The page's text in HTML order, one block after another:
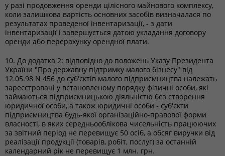
у разі продовження оренди цілісного майнового комплексу,
коли залишкова вартість основних засобів визначалася по
результатах проведеної інвентаризації, - з дати
інвентаризації і завершується датою укладання договору
оренди або перерахунку орендної плати.
10. До додатка 2: відповідно до положень Указу Президента
України "Про державну підтримку малого бізнесу" від
12.05.98 N 456 до суб'єктів малого підприємництва належать
зареєстровані у встановленому порядку фізичні особи, які
займаються підприємницькою діяльністю без створення
юридичної особи, а також юридичні особи - суб'єкти
підприємництва будь-якої організаційно-правової форми
власності, в яких середньооблікова чисельність працюючих
за звітний період не перевищує 50 осіб, а обсяг виручки від
реалізації продукції (товарів, робіт, послуг) за останній
календарний рік не перевищує 1 млн. грн.